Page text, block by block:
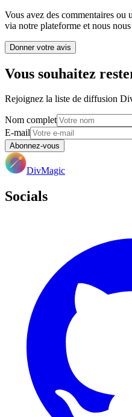
Vous avez des commentaires ou
via notre plateforme et nous
Donner votre avis
Vous souhaitez
Rejoignez la liste de diffusion
Nom complet
E-mail
Abonnez-vous
DivMagic
Socials